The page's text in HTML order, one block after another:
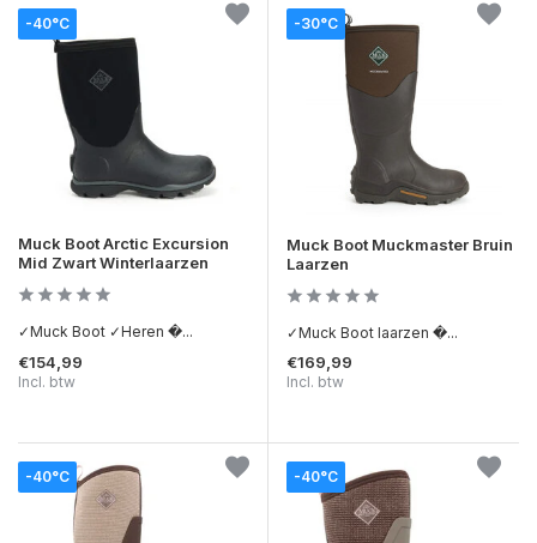
-40°C
Muck Boot Arctic Excursion
Mid Zwart Winterlaarzen
✓Muck Boot ✓Heren �...
€154,99
Incl. btw
-30°C
Muck Boot Muckmaster Bruin
Laarzen
✓Muck Boot laarzen �...
€169,99
Incl. btw
-40°C -40°C